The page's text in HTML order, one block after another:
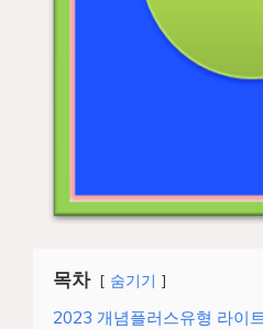
목차 숨기기
2023 개념플러스유형 라이